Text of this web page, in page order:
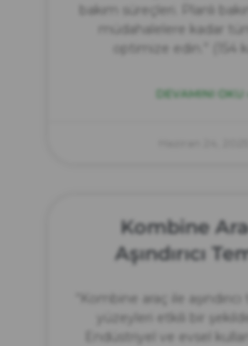
bakım süreçleri. Planlı
müdahalelere kadar tüm
optimize edin.” (154
DEVAMINI OKU
Kombine
Aşındırıcı
“Kombine araç ile
yüzeyleri etkili bir
Endüstriyel ve evsel